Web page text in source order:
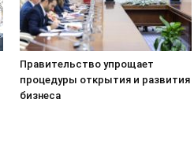
Правительство упрощает
процедуры открытия и развития
бизнеса